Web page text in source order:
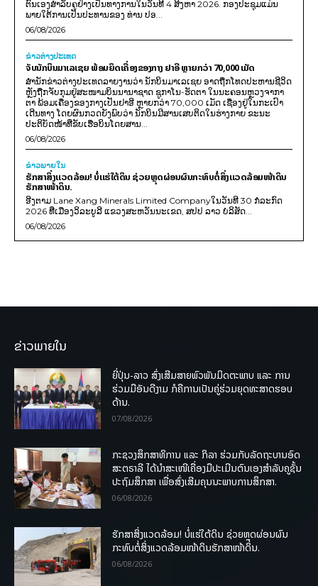
ຕົນເອງສຳລັບຄູຢ່າງເປັນທາງການໃນວັນທີ 4 ສິງຫາ 2026. ກອງປະຊຸມແມ່ນ
ພາຍໃຕ້ການເປັນປະທານຂອງ ທ່ານ ປອ...
06/08/2026
ຂ່າວຕ່າງປະເທດ
ຈັບນັກບິນມາເລເຊຍ ພ້ອມຍຶດເຄື່ອງຂອງກາງ ຢາອີ ຫຼາຍກວ່າ 70,000 ເມັດ
ສຳນັກຂ່າວຕ່າງປະເທດລາຍງານວ່າ ນັກບິນມາເລເຊຍ ອາດຖືກໂທດປະຫານຊີວິດ
ຫຼັງຖືກຈັບກຸມຢູ່ສະໜາມບິນນານາຊາດ ຊູກາໂນ-ຮັດຕາ ໃນນະຄອນຫຼວງຈາກາ
ຕາ ພ້ອມເຄື່ອງຂອງກາງເປັນຢາອີ ຫຼາຍກວ່າ 70,000 ເມັດ ເຊື່ອງຢູ່ໃນກະເປົາ
ເດີນທາງ ໂດຍຜົນກວດຍັງພົບວ່າ ນັກບິນມີສານເສບຕິດໃນຮ່າງກາຍ ຂະນະ
ປະຕິບັດໜ້າທີ່ຂັບເຮືອບິນໂດຍສານ...
06/08/2026
ຂ່າວພາຍ​ໃນ
ຮັກສາສິ່ງແວດລ້ອມ! ບໍ່ແຮ່ໃຕ້ດິນ ຊ່ວຍຫຼຸດຜ່ອນຜົນກະທົບຕໍ່ສິ່ງແວດລ້ອມໜ້າດິນ
ຮັກສາໜ້າດິນ.
ອີງຕາມ Lane Xang Minerals Limited Companyໃນວັນທີ 30 ກໍລະກົດ
2026 ທີ່ເມືອງວິລະບູລີ ແຂວງສະຫວັນນະເຂດ, ສປປ ລາວ ບໍລິສັດ...
06/08/2026
ຂ່າວພາຍໃນ
ຍີ່ປຸ່ນ-ລາວ ສົ່ງເສີມສາຍພົວພັນມິດຕະພາບ ແລະ ການ
ຮ່ວມມືອັນດີງາມ ກໍຄືການເປັນຄູ່ຮ່ວມຍຸດທະສາດຮອບ
ດ້ານ.
07/08/2026
ກະຊວງສຶກສາທິການ ແລະ ກິລາ ຮ່ວມກັບລັດຖະບານອົດ
ສະຕຣາລີ ໄດ້ນຳສະເໜີເຄື່ອງມືປະເມີນຕົນເອງສຳລັບຄູຊັ້ນ
ປະຖົມສຶກສາ ເພື່ອສົ່ງເສີມຄຸນນະພາບການສຶກສາ.
06/08/2026
ຮັກສາສິ່ງແວດລ້ອມ! ບໍ່ແຮ່ໃຕ້ດິນ ຊ່ວຍຫຼຸດຜ່ອນຜົນ
ກະທົບຕໍ່ສິ່ງແວດລ້ອມໜ້າດິນຮັກສາໜ້າດິນ.
06/08/2026